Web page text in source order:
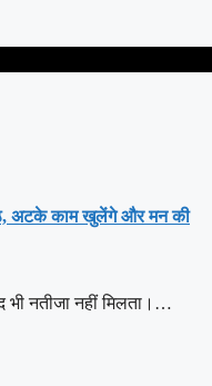
अटके काम खुलेंगे और मन की
भी नतीजा नहीं मिलता।…